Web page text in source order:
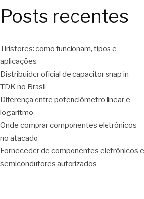
Posts recentes
Tiristores: como funcionam, tipos e
aplicações
Distribuidor oficial de capacitor snap in
TDK no Brasil
Diferença entre potenciômetro linear e
logaritmo
Onde comprar componentes eletrônicos
no atacado
Fornecedor de componentes eletrônicos e
semicondutores autorizados